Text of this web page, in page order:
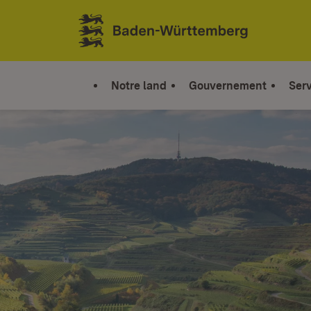
Sauter au contenu
Link zur Startseite
Notre land Gouvernement